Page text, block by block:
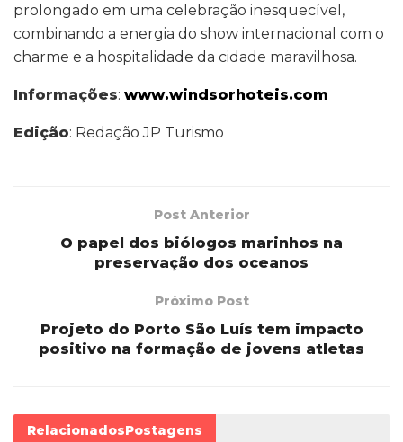
prolongado em uma celebração inesquecível,
combinando a energia do show internacional com o
charme e a hospitalidade da cidade maravilhosa.
Informações: www.windsorhoteis.com
Edição: Redação JP Turismo
Post Anterior
O papel dos biólogos marinhos na
preservação dos oceanos
Próximo Post
Projeto do Porto São Luís tem impacto
positivo na formação de jovens atletas
RelacionadosPostagens